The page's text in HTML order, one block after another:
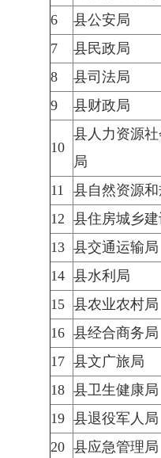
6
县公安局
7
县民政局
8
县司法局
9
县财政局
10
县人力资源
局
11 县自然资源
12 县住房城乡
13 县交通运输局
14 县水利局
15 县农业农村局
16 县经合商务局
17 县文广旅局
18 县卫生健康局
19 县退役军人局
20 县应急管理局